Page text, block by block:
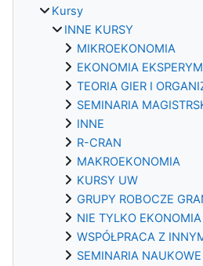
Kursy
INNE KURSY
MIKROEKONOMIA
EKONOMIA
TEORIA GIER I
SEMINARIA
INNE
R-CRAN
MAKROEKONOMIA
KURSY UW
GRUPY ROBOCZE
NIE TYLKO EKONOMIA
WSPÓŁPRACA Z
SEMINARIA NAUKOWE